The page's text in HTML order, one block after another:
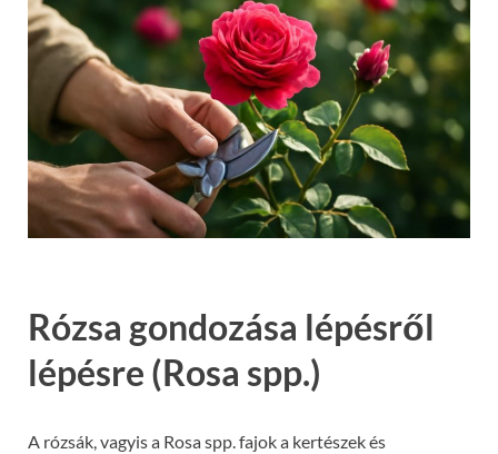
Rózsa gondozása lépésről
lépésre (Rosa spp.)
A rózsák, vagyis a Rosa spp. fajok a kertészek és